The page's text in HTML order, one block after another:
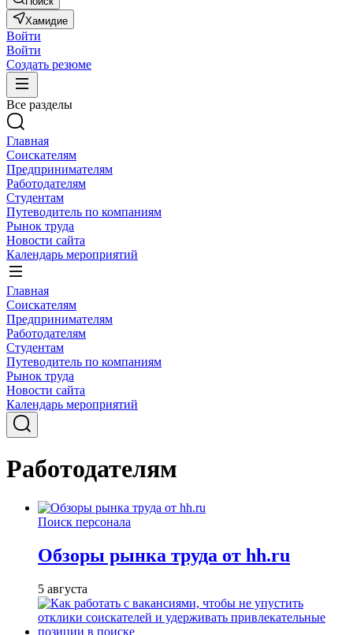
Хамидие
Войти
Войти
Создать резюме
Все разделы
Главная
Соискателям
Предпринимателям
Работодателям
Студентам
Путеводитель по компаниям
Рынок труда
Новости сайта
Календарь мероприятий
Главная
Соискателям
Предпринимателям
Работодателям
Студентам
Путеводитель по компаниям
Рынок труда
Новости сайта
Календарь мероприятий
Работодателям
Поиск персонала
Обзоры рынка труда от hh.ru
5 августа